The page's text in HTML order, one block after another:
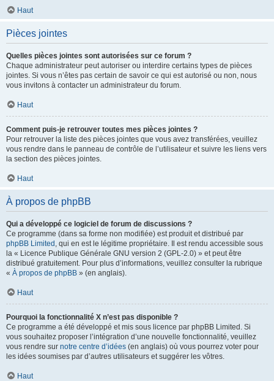
Haut
Pièces jointes
Quelles pièces jointes sont autorisées sur ce forum ?
Chaque administrateur peut autoriser ou interdire certains types de pièces
jointes. Si vous n’êtes pas certain de savoir ce qui est autorisé ou non, nous
vous invitons à contacter un administrateur du forum.
Haut
Comment puis-je retrouver toutes mes pièces jointes ?
Pour retrouver la liste des pièces jointes que vous avez transférées, veuillez
vous rendre dans le panneau de contrôle de l’utilisateur et suivre les liens vers
la section des pièces jointes.
Haut
À propos de phpBB
Qui a développé ce logiciel de forum de discussions ?
Ce programme (dans sa forme non modifiée) est produit et distribué par
phpBB Limited , qui en est le légitime propriétaire. Il est rendu accessible sous
la « Licence Publique Générale GNU version 2 (GPL-2.0) » et peut être
distribué gratuitement. Pour plus d’informations, veuillez consulter la rubrique
« À propos de phpBB » (en anglais).
Haut
Pourquoi la fonctionnalité X n’est pas disponible ?
Ce programme a été développé et mis sous licence par phpBB Limited. Si
vous souhaitez proposer l’intégration d’une nouvelle fonctionnalité, veuillez
vous rendre sur notre centre d’idées (en anglais) où vous pourrez voter pour
les idées soumises par d’autres utilisateurs et suggérer les vôtres.
Haut